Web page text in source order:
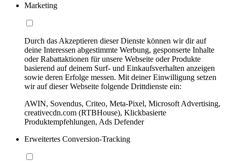
Marketing
Durch das Akzeptieren dieser Dienste können wir dir auf
deine Interessen abgestimmte Werbung, gesponserte Inhalte
oder Rabattaktionen für unsere Webseite oder Produkte
basierend auf deinem Surf- und Einkaufsverhalten anzeigen
sowie deren Erfolge messen. Mit deiner Einwilligung setzen
wir auf dieser Webseite folgende Drittdienste ein:
AWIN, Sovendus, Criteo, Meta-Pixel, Microsoft Advertising,
creativecdn.com (RTBHouse), Klickbasierte
Produktempfehlungen, Ads Defender
Erweitertes Conversion-Tracking